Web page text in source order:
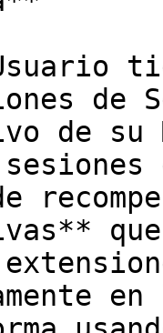
de
de su